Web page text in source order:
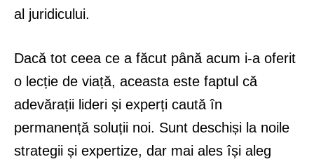
al juridicului.
Dacă tot ceea ce a făcut până acum i-a oferit
o lecție de viață, aceasta este faptul că
adevărații lideri și experți caută în
permanență soluții noi. Sunt deschiși la noile
strategii și expertize, dar mai ales își aleg